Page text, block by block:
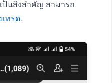
ป็นสิ่งสำคัญ สามารถ
เทรด.